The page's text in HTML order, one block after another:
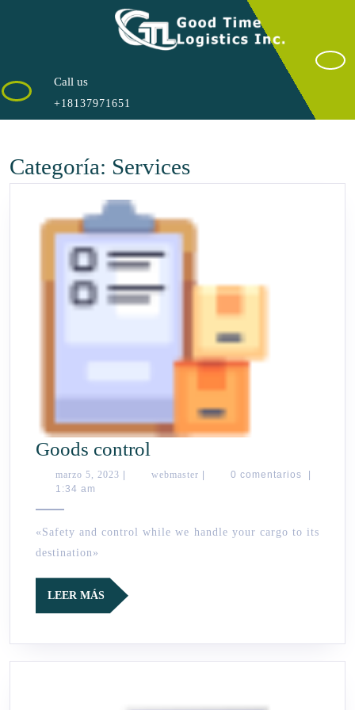
Call us
+18137971651
Categoría: Services
Goods control
control
marzo 5, 2023 marzo
webmaster webmaster0 comentarios
1:34 am
«Safety and control while we handle your cargo to its
destination»
LEER MÁSLEER
MÁS